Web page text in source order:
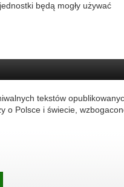
będą mogły używać
tekstów
o Polsce i świecie,